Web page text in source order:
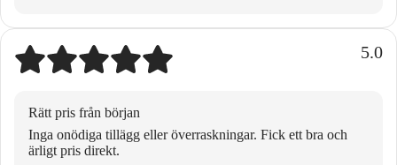
5.0
Rätt pris från början
Inga onödiga tillägg eller överraskningar. Fick ett bra och
ärligt pris direkt.